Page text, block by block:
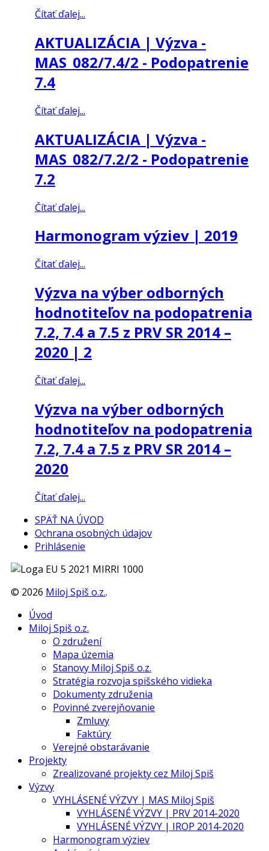
Čítať ďalej...
AKTUALIZÁCIA | Výzva -
MAS_082/7.4/2 - Podopatrenie
7.4
Čítať ďalej...
AKTUALIZÁCIA | Výzva -
MAS_082/7.2/2 - Podopatrenie
7.2
Čítať ďalej...
Harmonogram výziev | 2019
Čítať ďalej...
Výzva na výber odborných
hodnotiteľov na podopatrenia
7.2, 7.4 a 7.5 z PRV SR 2014 –
2020 | 2
Čítať ďalej...
Výzva na výber odborných
hodnotiteľov na podopatrenia
7.2, 7.4 a 7.5 z PRV SR 2014 –
2020
Čítať ďalej...
SPÄŤ NA ÚVOD
Ochrana osobných údajov
Prihlásenie
© 2026 Miloj Spiš o.z..
Úvod
Miloj Spiš o.z.
O združení
Mapa územia
Stanovy Miloj Spiš o.z.
Stratégia rozvoja spišského vidieka
Dokumenty združenia
Povinné zverejňovanie
Zmluvy
Faktúry
Verejné obstarávanie
Projekty
Zrealizované projekty cez Miloj Spiš
Výzvy
VYHLÁSENÉ VÝZVY | MAS Miloj Spiš
VYHLÁSENÉ VÝZVY | PRV 2014-2020
VYHLÁSENÉ VÝZVY | IROP 2014-2020
Harmonogram výziev